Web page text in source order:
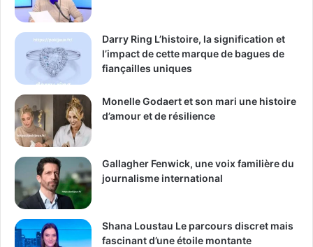
Darry Ring L’histoire, la signification et
l’impact de cette marque de bagues de
fiançailles uniques
Monelle Godaert et son mari une histoire
d’amour et de résilience
Gallagher Fenwick, une voix familière du
journalisme international
Shana Loustau Le parcours discret mais
fascinant d’une étoile montante